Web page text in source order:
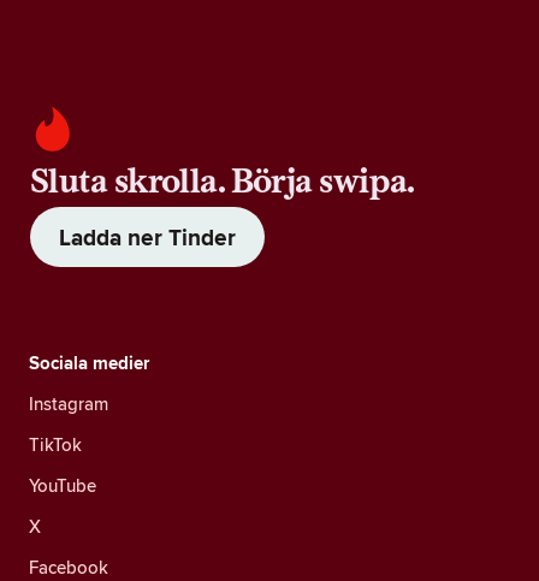
Sluta skrolla. Börja swipa.
Ladda ner Tinder
Sociala medier
Instagram
TikTok
YouTube
X
Facebook